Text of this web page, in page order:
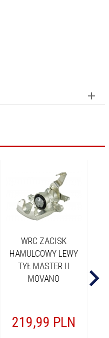
WRC ZACISK
HAMULCOWY LEWY
TYŁ MASTER II
MOVANO
219,99 PLN